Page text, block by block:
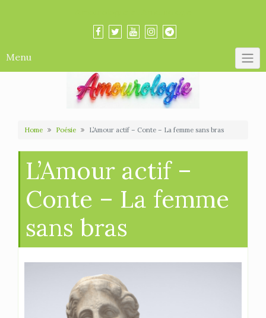
Menu
Home Poésie L’Amour actif – Conte – La femme sans bras
L’Amour actif –
Conte – La femme
sans bras